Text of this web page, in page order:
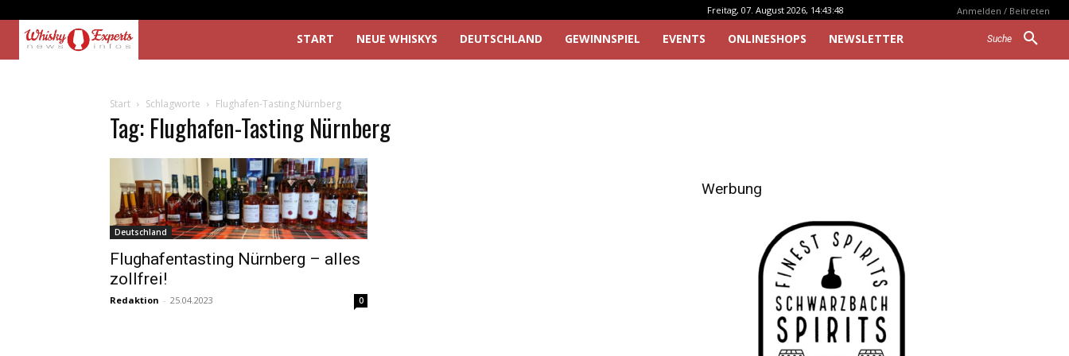
Freitag, 07. August 2026, 14:43:48 Anmelden / Beitreten
Suche
START NEUE WHISKYS DEUTSCHLAND GEWINNSPIEL EVENTS ONLINESHOPS NEWSLETTER
Start Schlagworte Flughafen-Tasting Nürnberg
Tag: Flughafen-Tasting Nürnberg
Deutschland
Flughafentasting Nürnberg – alles
zollfrei!
Redaktion - 25.04.2023 0
Werbung